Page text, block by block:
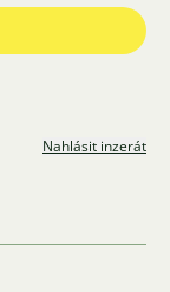
Nahlásit inzerát